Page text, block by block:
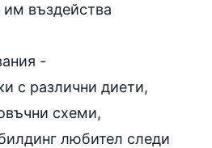
въздейства
-
с различни диети,
схеми,
любител следи